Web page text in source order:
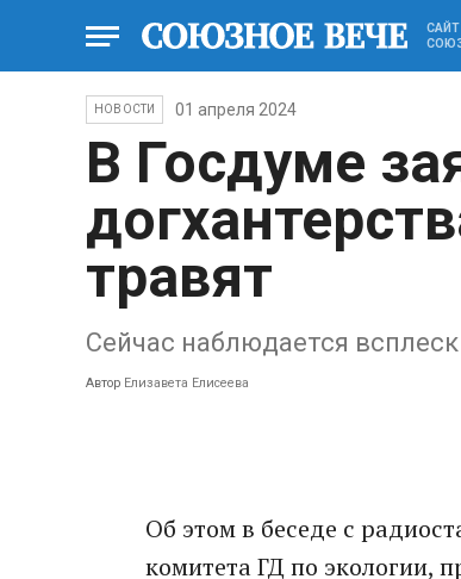
САЙТ
НОВОСТИ 01 апреля 2024
В Госдуме
травят
Сейчас наблюдается
Автор Елизавета Елисеева
Об этом в беседе с
комитета ГД по экологии,